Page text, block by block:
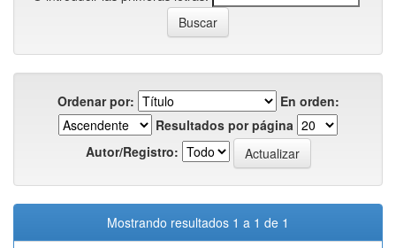
Ordenar por:
En orden:
Resultados por página
Autor/Registro:
Mostrando resultados 1 a 1 de 1